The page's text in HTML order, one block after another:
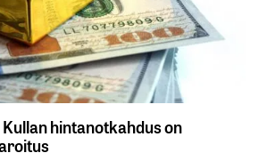
hintanotkahdus on